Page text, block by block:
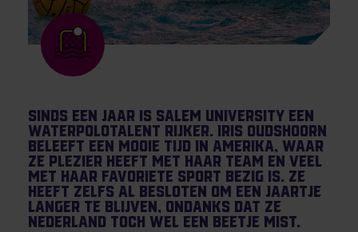
Sinds een jaar is Salem University een
waterpolotalent rijker. Iris Oudshoorn
beleeft een mooie tijd in Amerika, waar
ze plezier heeft met haar team en veel
met haar favoriete sport bezig is. Ze
heeft zelfs al besloten om een jaartje
langer te blijven, ondanks dat ze
Nederland toch wel een beetje mist.